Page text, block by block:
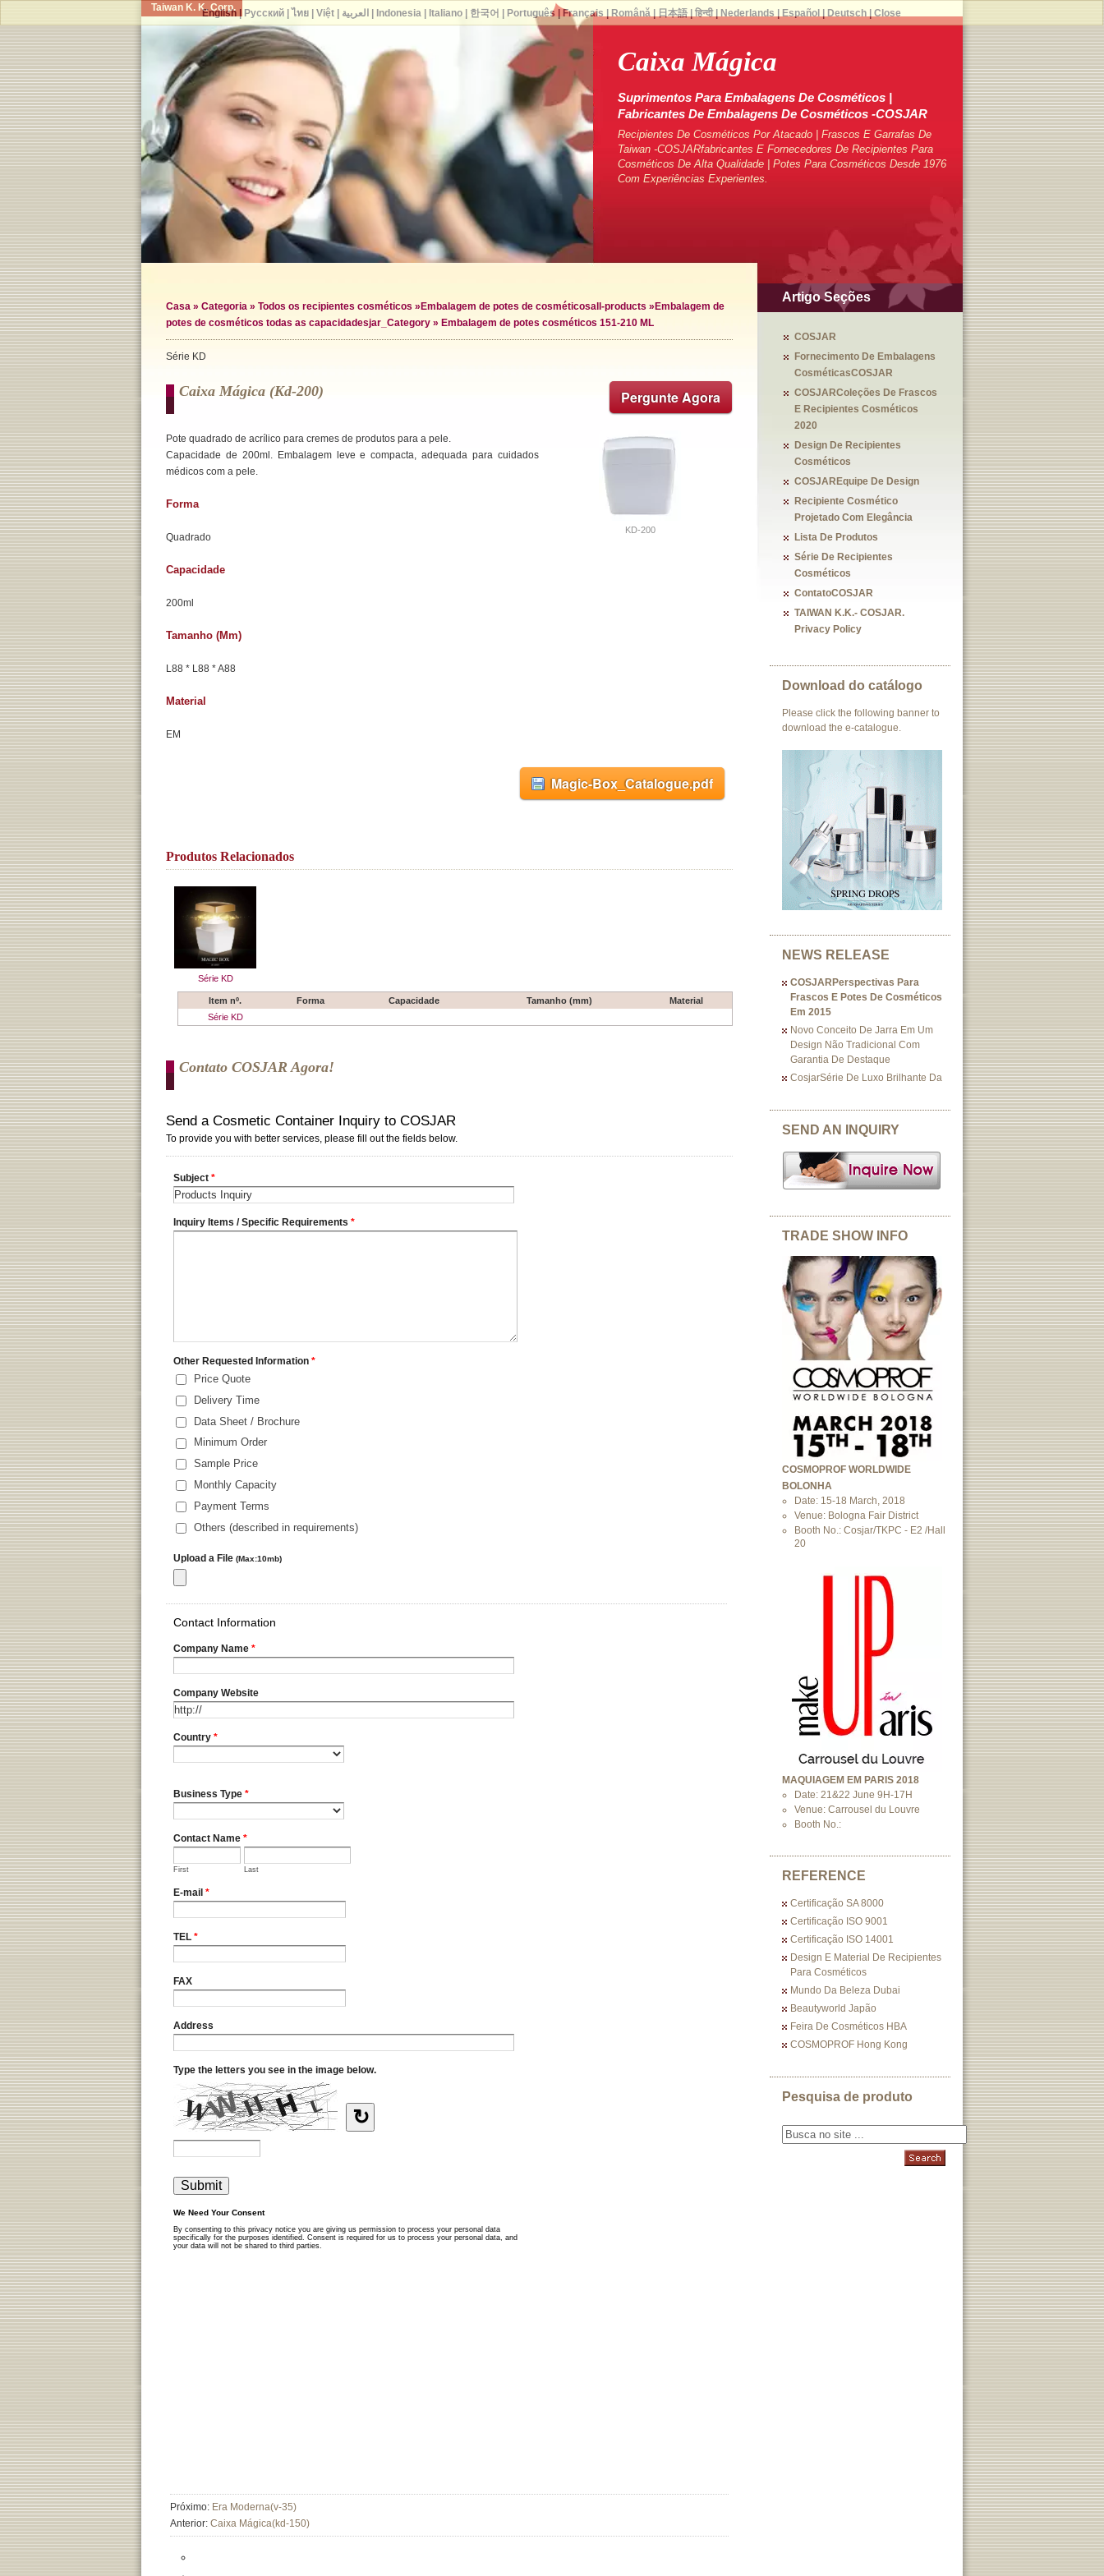
Taiwan K. K. Corp.
Caixa Mágica
Suprimentos Para Embalagens De Cosméticos |
Fabricantes De Embalagens De Cosméticos -COSJAR
Recipientes De Cosméticos Por Atacado | Frascos E Garrafas De
Taiwan -COSJARfabricantes E Fornecedores De Recipientes Para
Cosméticos De Alta Qualidade | Potes Para Cosméticos Desde 1976
Com Experiências Experientes.
Casa » Categoria » Todos os recipientes cosméticos » Embalagem de potes de cosméticosall-products » Embalagem de
potes de cosméticos todas as capacidadesjar_Category » Embalagem de potes cosméticos 151-210 ML
Série KD
Pergunte Agora
Caixa Mágica (kd-200)
KD-200
Pote quadrado de acrílico para cremes de produtos para a pele.
Capacidade de 200ml. Embalagem leve e compacta, adequada para cuidados
médicos com a pele.
Forma
Quadrado
Capacidade
200ml
Tamanho (mm)
L88 * L88 * A88
Material
EM
Magic-Box_Catalogue.pdf
Produtos Relacionados
Série KD
Item nº. Forma Capacidade Tamanho (mm)
Material
Série KD
Contato COSJAR Agora!
Próximo: Era Moderna(v-35)
Anterior: Caixa Mágica(kd-150)
Artigo Seções
COSJAR
Fornecimento De Embalagens
CosméticasCOSJAR
COSJARColeções De Frascos
E Recipientes Cosméticos
2020
Design De Recipientes
Cosméticos
COSJAREquipe De Design
Recipiente Cosmético
Projetado Com Elegância
Lista De Produtos
Série De Recipientes
Cosméticos
ContatoCOSJAR
TAIWAN K.K.- COSJAR.
Privacy Policy
Download do catálogo
Please click the following banner to
download the e-catalogue.
NEWS RELEASE
COSJARPerspectivas Para
Frascos E Potes De Cosméticos
Em 2015
Novo Conceito De Jarra Em Um
Design Não Tradicional Com
Garantia De Destaque
CosjarSérie De Luxo Brilhante Da
SEND AN INQUIRY
TRADE SHOW INFO
COSMOPROF WORLDWIDE
BOLONHA
Date: 15-18 March, 2018
Venue: Bologna Fair District
Booth No.: Cosjar/TKPC - E2 /Hall
20
MAQUIAGEM EM PARIS 2018
Date: 21&22 June 9H-17H
Venue: Carrousel du Louvre
Booth No.:
REFERENCE
Certificação SA 8000
Certificação ISO 9001
Certificação ISO 14001
Design E Material De Recipientes
Para Cosméticos
Mundo Da Beleza Dubai
Beautyworld Japão
Feira De Cosméticos HBA
COSMOPROF Hong Kong
Pesquisa de produto
English| Русский| ไทย| Việt| العربية Indonesia| Italiano| 한국어 Português Français Română| 日本語| हिन्दी| Nederlands Español Deutsch| Close